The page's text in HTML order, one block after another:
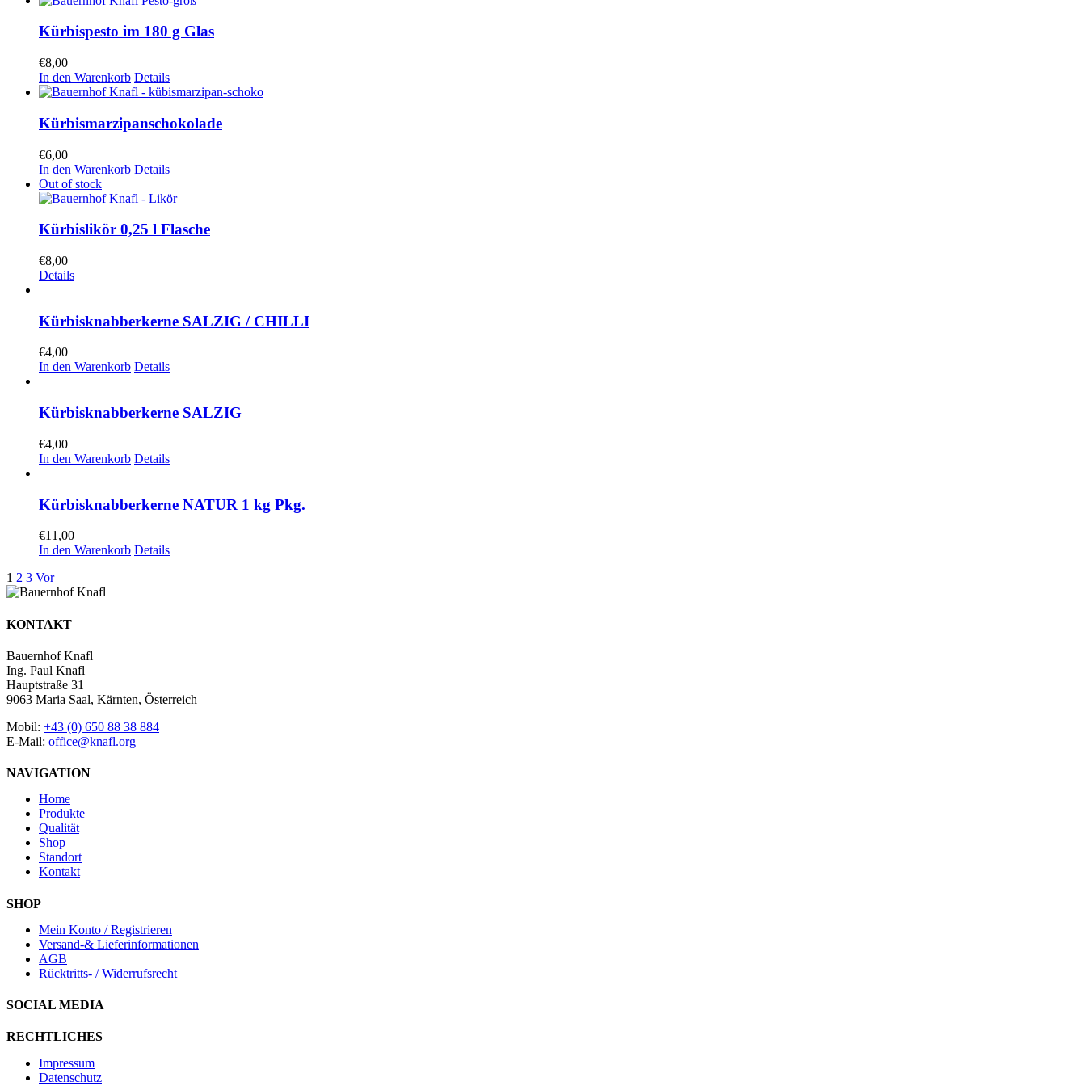
Kürbispesto im 180 g Glas
€8,00
In den Warenkorb Details
Kürbismarzipanschokolade
€6,00
In den Warenkorb Details
Out of stock
Kürbislikör 0,25 l Flasche
€8,00
Details
Kürbisknabberkerne SALZIG / CHILLI
€4,00
In den Warenkorb Details
Kürbisknabberkerne SALZIG
€4,00
In den Warenkorb Details
Kürbisknabberkerne NATUR 1 kg Pkg.
€11,00
In den Warenkorb Details
1 2 3 Vor
KONTAKT
Bauernhof Knafl
Ing. Paul Knafl
Hauptstraße 31
9063 Maria Saal, Kärnten, Österreich
Mobil: +43 (0) 650 88 38 884
E-Mail: office@knafl.org
NAVIGATION
Home
Produkte
Qualität
Shop
Standort
Kontakt
SHOP
Mein Konto / Registrieren
Versand-& Lieferinformationen
AGB
Rücktritts- / Widerrufsrecht
SOCIAL MEDIA
RECHTLICHES
Impressum
Datenschutz